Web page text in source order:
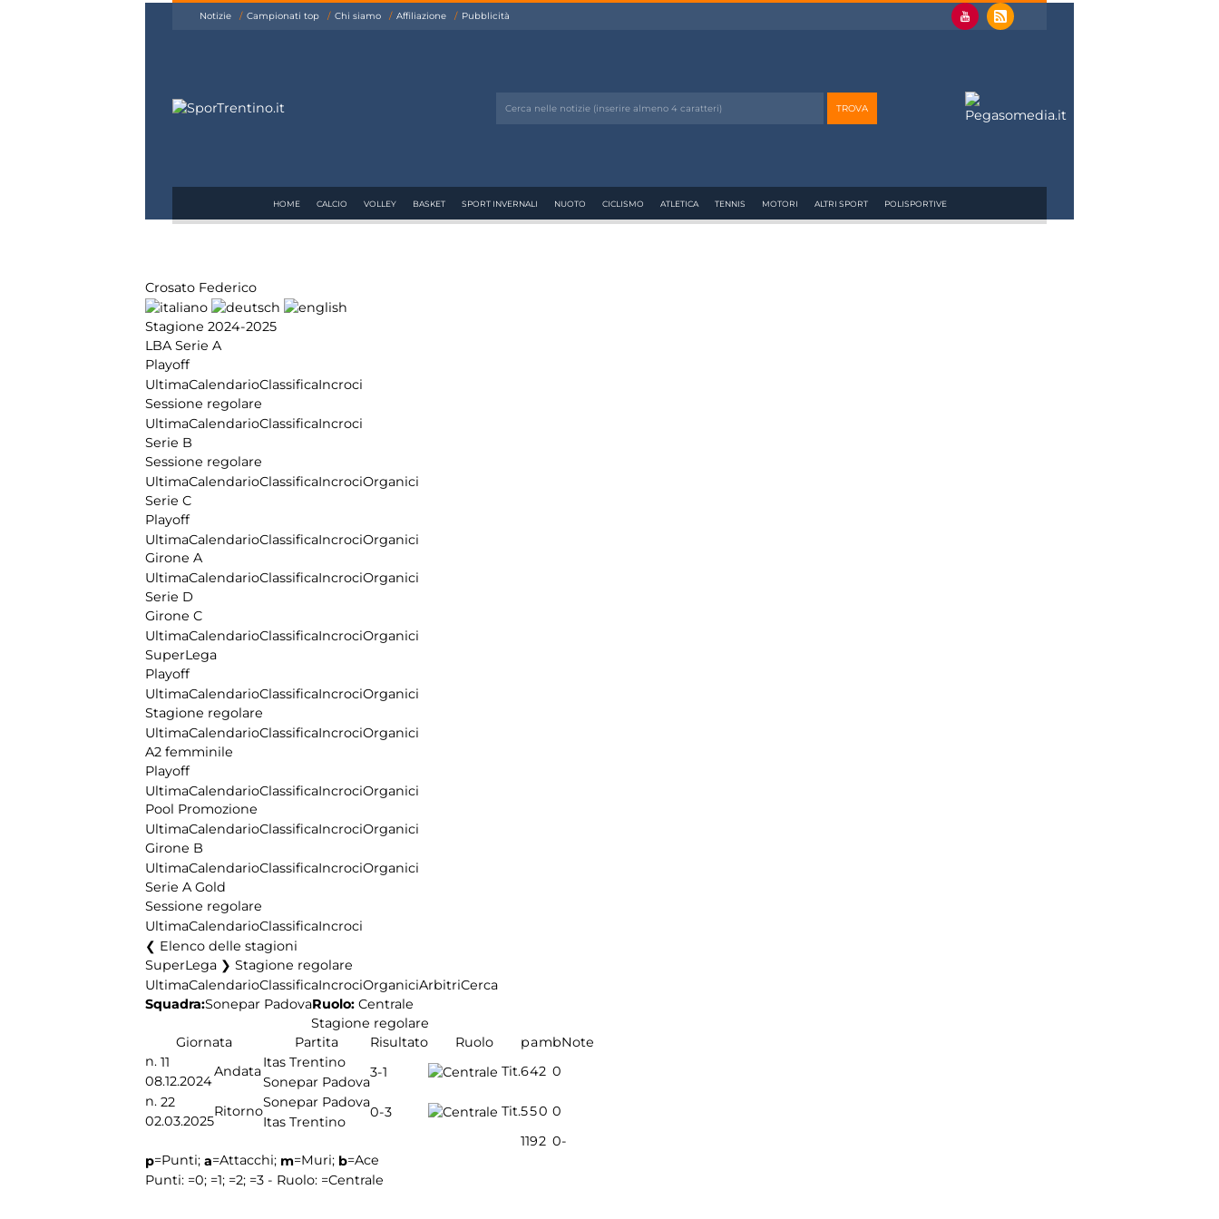
Notizie Campionati top Chi siamo Affiliazione Pubblicità
HOME CALCIO VOLLEY BASKET SPORT INVERNALI NUOTO CICLISMO ATLETICA TENNIS MOTORI ALTRI SPORT POLISPORTIVE
Crosato Federico
Stagione 2024-2025
LBA Serie A
Playoff
UltimaCalendarioClassificaIncroci
Sessione regolare
UltimaCalendarioClassificaIncroci
Serie B
Sessione regolare
UltimaCalendarioClassificaIncrociOrganici
Serie C
Playoff
UltimaCalendarioClassificaIncrociOrganici
Girone A
UltimaCalendarioClassificaIncrociOrganici
Serie D
Girone C
UltimaCalendarioClassificaIncrociOrganici
SuperLega
Playoff
UltimaCalendarioClassificaIncrociOrganici
Stagione regolare
UltimaCalendarioClassificaIncrociOrganici
A2 femminile
Playoff
UltimaCalendarioClassificaIncrociOrganici
Pool Promozione
UltimaCalendarioClassificaIncrociOrganici
Girone B
UltimaCalendarioClassificaIncrociOrganici
Serie A Gold
Sessione regolare
UltimaCalendarioClassificaIncroci
Elenco delle stagioni
SuperLega ❯ Stagione regolare
UltimaCalendarioClassificaIncrociOrganiciArbitriCerca
Squadra:Sonepar PadovaRuolo: Centrale
Stagione regolare
Giornata
Partita Risultato Ruolo pambNote
n. 11
08.12.2024
Andata
Itas Trentino
Sonepar Padova
3-1 Tit.642 0
n. 22
02.03.2025
Ritorno
Sonepar Padova
Itas Trentino
0-3 Tit.550 0
1192 0-
p=Punti; a=Attacchi; m=Muri; b=Ace
Punti: =0; =1; =2; =3 - Ruolo: =Centrale